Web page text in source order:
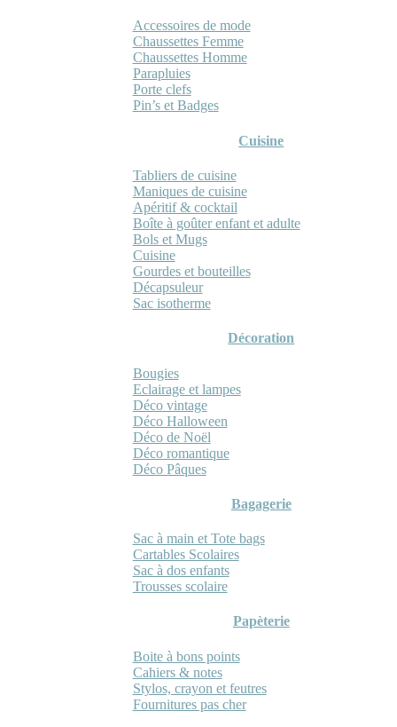
Accessoires de mode
Chaussettes Femme
Chaussettes Homme
Parapluies
Porte clefs
Pin’s et Badges
Cuisine
Tabliers de cuisine
Maniques de cuisine
Apéritif & cocktail
Boîte à goûter enfant et adulte
Bols et Mugs
Cuisine
Gourdes et bouteilles
Décapsuleur
Sac isotherme
Décoration
Bougies
Eclairage et lampes
Déco vintage
Déco Halloween
Déco de Noël
Déco romantique
Déco Pâques
Bagagerie
Sac à main et Tote bags
Cartables Scolaires
Sac à dos enfants
Trousses scolaire
Papèterie
Boite à bons points
Cahiers & notes
Stylos, crayon et feutres
Fournitures pas cher